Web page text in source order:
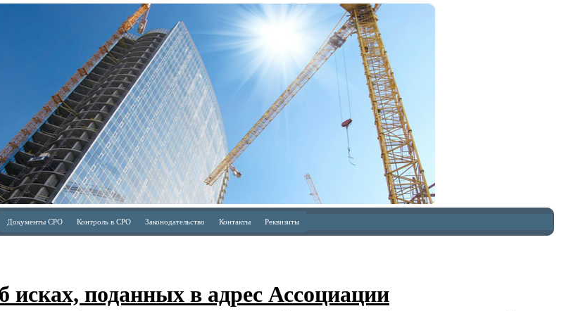
Документы СРО Контроль в СРО Законодательство Контакты Реквизиты
исках, поданных в адрес Ассоциации